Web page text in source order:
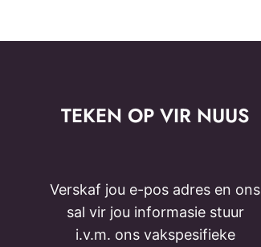
TEKEN OP VIR NUUS
Verskaf jou e-pos adres en ons
sal vir jou informasie stuur
i.v.m. ons vakspesifieke